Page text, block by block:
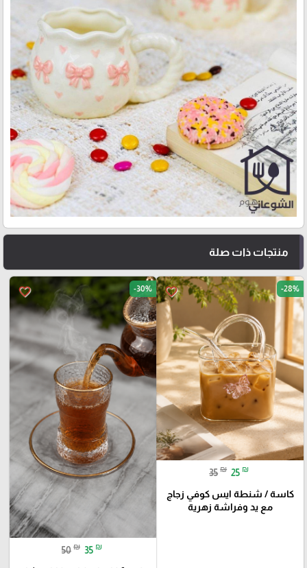
منتجات ذات صلة
favorite_border -28%
35 ₪ 25 ₪
كاسة / شنطة ايس كوفي زجاج
مع يد وفراشة زهرية
favorite_border -30%
50 ₪ 35 ₪